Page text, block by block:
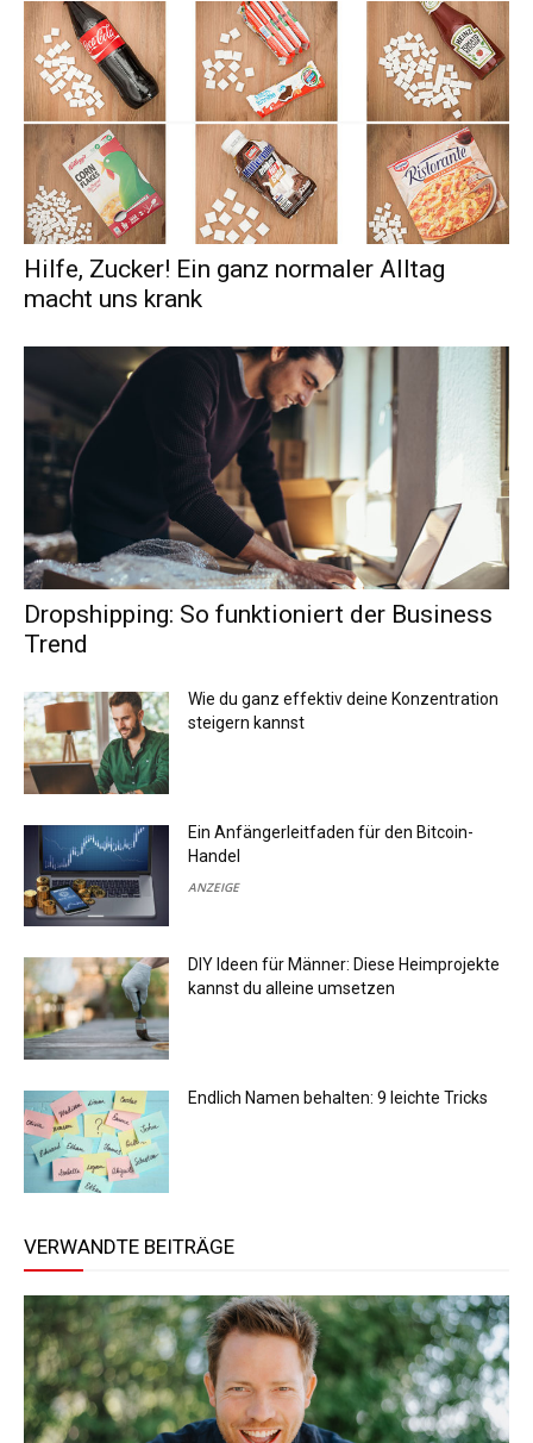
Hilfe, Zucker! Ein ganz normaler Alltag
macht uns krank
Dropshipping: So funktioniert der Business
Trend
Wie du ganz effektiv deine Konzentration
steigern kannst
Ein Anfängerleitfaden für den Bitcoin-
Handel
ANZEIGE
DIY Ideen für Männer: Diese Heimprojekte
kannst du alleine umsetzen
Endlich Namen behalten: 9 leichte Tricks
VERWANDTE BEITRÄGE